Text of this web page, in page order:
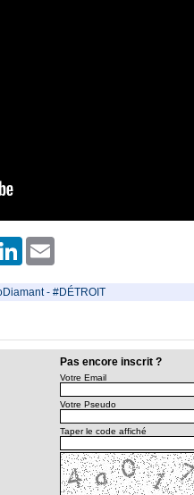
LinkedIn
- #DÉTROIT
Pas encore inscrit ?
Votre Email
Votre Pseudo
Taper le code affiché